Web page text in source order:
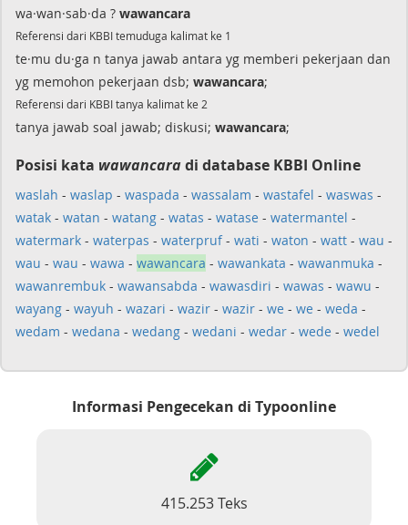
wa·wan·sab·da ? wawancara
Referensi dari KBBI temuduga kalimat ke 1
te·mu du·ga n tanya jawab antara yg memberi pekerjaan dan
yg memohon pekerjaan dsb; wawancara;
Referensi dari KBBI tanya kalimat ke 2
tanya jawab soal jawab; diskusi; wawancara;
Posisi kata wawancaradi database KBBI Online
waslah - waslap - waspada - wassalam - wastafel - waswas -
watak - watan - watang - watas - watase - watermantel -
watermark - waterpas - waterpruf- wati - waton - watt - wau -
wau - wau - wawa - wawancara - wawankata - wawanmuka -
wawanrembuk - wawansabda - wawasdiri - wawas - wawu -
wayang - wayuh - wazari - wazir - wazir - we - we - weda -
wedam - wedana - wedang - wedani - wedar - wede - wedel
Informasi Pengecekan di Typoonline
415.253 Teks